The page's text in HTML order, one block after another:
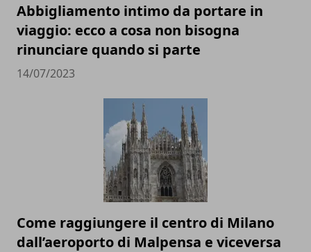
Abbigliamento intimo da portare in
viaggio: ecco a cosa non bisogna
rinunciare quando si parte
14/07/2023
Come raggiungere il centro di Milano
dall’aeroporto di Malpensa e viceversa